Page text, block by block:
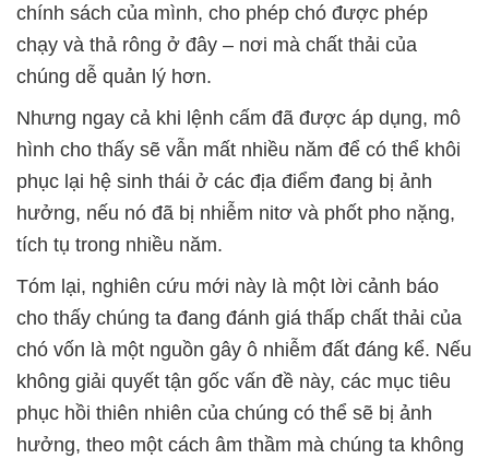
chính sách của mình, cho phép chó được phép
chạy và thả rông ở đây – nơi mà chất thải của
chúng dễ quản lý hơn.
Nhưng ngay cả khi lệnh cấm đã được áp dụng, mô
hình cho thấy sẽ vẫn mất nhiều năm để có thể khôi
phục lại hệ sinh thái ở các địa điểm đang bị ảnh
hưởng, nếu nó đã bị nhiễm nitơ và phốt pho nặng,
tích tụ trong nhiều năm.
Tóm lại, nghiên cứu mới này là một lời cảnh báo
cho thấy chúng ta đang đánh giá thấp chất thải của
chó vốn là một nguồn gây ô nhiễm đất đáng kể. Nếu
không giải quyết tận gốc vấn đề này, các mục tiêu
phục hồi thiên nhiên của chúng có thể sẽ bị ảnh
hưởng, theo một cách âm thầm mà chúng ta không